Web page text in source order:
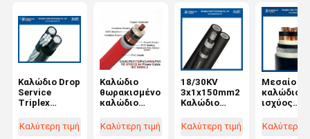
Καλώδιο Drop
Service
Triplex
AAC/XLPE+A
AC/XLPE+AA
Καλύτερη τιμή
Καλώδιο
θωρακισμένο
καλώδιο
6/10kv μονού
πυρήνα
Καλύτερη τιμή
18/30KV
3x1x150mm2
Καλώδιο
τρίπολο HTA
torsadé XLPE
Καλύτερη τιμή
Μεσαίο
καλώδιο
ισχύος
CU/SC/
SC/CTS/
Καλύτερη